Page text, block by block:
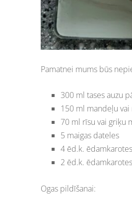
Pamatnei mums būs
300 ml tases auzu
150 ml mandeļu
70 ml rīsu vai griķu
5 maigas dateles
4 ēd.k.
2 ēd.k.
Ogas pildīšanai: